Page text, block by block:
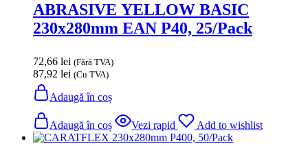
ABRASIVE YELLOW BASIC
230x280mm EAN P40, 25/Pack
72,66 lei (Fără TVA)
87,92 lei (Cu TVA)
Adaugă în coș
Adaugă în coș Vezi rapid Add to wishlist